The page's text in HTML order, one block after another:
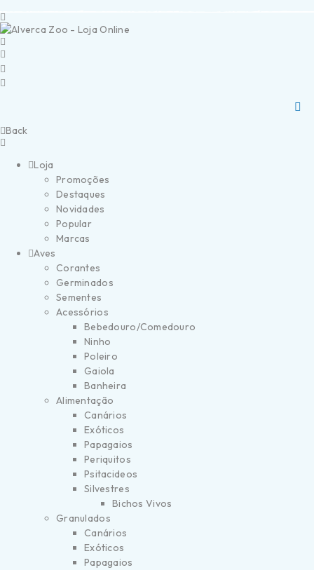
Back
Loja
Promoções
Destaques
Novidades
Popular
Marcas
Aves
Corantes
Germinados
Sementes
Acessórios
Bebedouro/Comedouro
Ninho
Poleiro
Gaiola
Banheira
Alimentação
Canários
Exóticos
Papagaios
Periquitos
Psitacideos
Silvestres
Bichos Vivos
Granulados
Canários
Exóticos
Papagaios